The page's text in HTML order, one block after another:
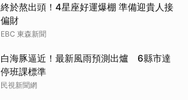
終於熬出頭！4星座好運爆棚 準備迎貴人接
偏財
EBC 東森新聞
白海豚逼近！最新風雨預測出爐 6縣市達
停班課標準
民視新聞網